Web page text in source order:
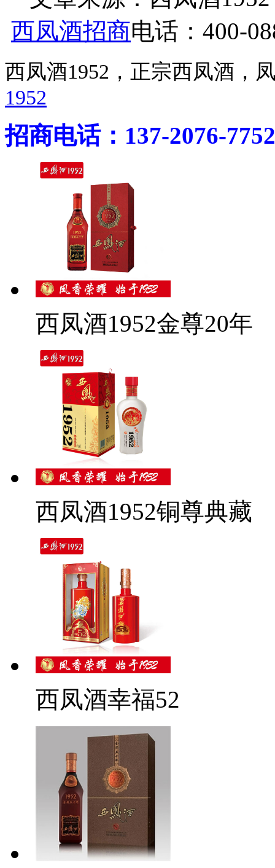
西凤酒招商电话：400-
西凤酒1952，正宗西凤酒
1952
招商电话：137-2076-7752
西凤酒1952金尊20年
西凤酒1952铜尊典藏
西凤酒幸福52